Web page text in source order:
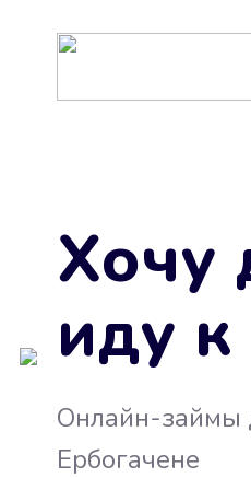
Хочу
иду
Онлайн-займы
Ербогачене